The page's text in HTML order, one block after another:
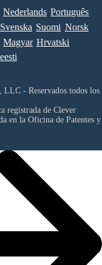
Nederlands Português
Svenska Suomi Norsk
Magyar Hrvatski
eesti
- Reservados todos los
registrada de Clever
en la Oficina de Patentes y